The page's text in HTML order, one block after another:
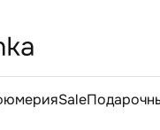
Sale